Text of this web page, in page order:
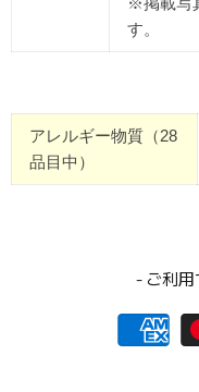
す。
アレルギー物質（28
品目中）
- ご利